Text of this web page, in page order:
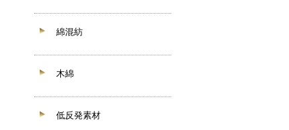
綿混紡
木綿
低反発素材